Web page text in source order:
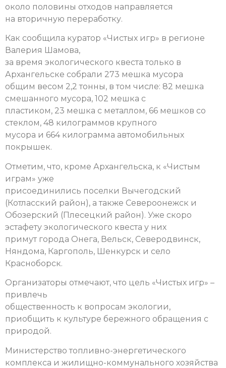
около половины отходов направляется
на вторичную переработку.
Как сообщила куратор «Чистых игр» в регионе
Валерия Шамова,
за время экологического квеста только в
Архангельске собрали 273 мешка мусора
общим весом 2,2 тонны, в том числе: 82 мешка
смешанного мусора, 102 мешка с
пластиком, 23 мешка с металлом, 66 мешков со
стеклом, 48 килограммов крупного
мусора и 664 килограмма автомобильных
покрышек.
Отметим, что, кроме Архангельска, к «Чистым
играм» уже
присоединились поселки Вычегодский
(Котласский район), а также Североонежск и
Обозерский (Плесецкий район). Уже скоро
эстафету экологического квеста у них
примут города Онега, Вельск, Северодвинск,
Няндома, Каргополь, Шенкурск и село
Красноборск.
Организаторы отмечают, что цель «Чистых игр» –
привлечь
общественность к вопросам экологии,
приобщить к культуре бережного обращения с
природой.
Министерство топливно-энергетического
комплекса и жилищно-коммунального хозяйства